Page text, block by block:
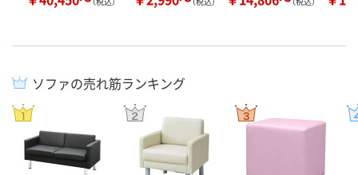
ソファの売れ筋ランキング